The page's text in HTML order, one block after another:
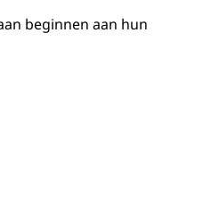
beginnen aan hun